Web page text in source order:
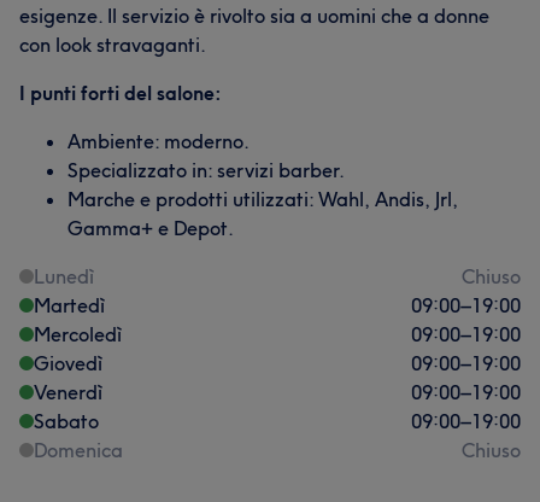
esigenze. Il servizio è rivolto sia a uomini che a donne
con look stravaganti.
I punti forti del salone:
Ambiente: moderno.
Specializzato in: servizi barber.
Marche e prodotti utilizzati: Wahl, Andis, Jrl,
Gamma+ e Depot.
Lunedì
Chiuso
Martedì
09:00–19:00
Mercoledì
09:00–19:00
Giovedì
09:00–19:00
Venerdì
09:00–19:00
Sabato
09:00–19:00
Domenica
Chiuso